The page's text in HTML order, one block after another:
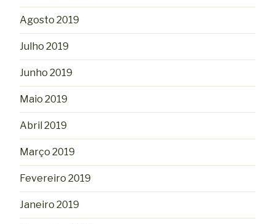
Agosto 2019
Julho 2019
Junho 2019
Maio 2019
Abril 2019
Março 2019
Fevereiro 2019
Janeiro 2019